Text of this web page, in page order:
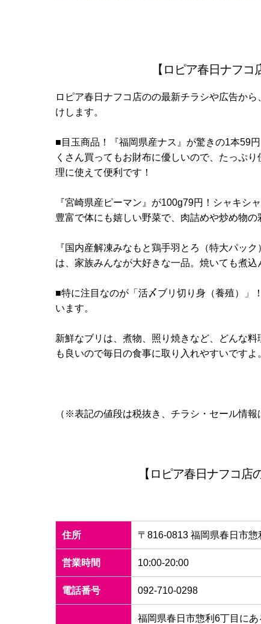
【ロピア春日ナフコ
ロピア春日ナフコ店のの最新チラシや広告か
けします。
■目玉商品！『福岡県産ナス』が驚きの1本59
くさん買ってもお財布に優しいので、たっぷ
理に使えて便利です！
『宮崎県産ピーマン』が100g79円！シャキシ
豊富で体にも嬉しい野菜で、肉詰めや炒め物の
『国内産解凍みなもと鶏手羽とろ（特大パッ
は、家族みんなが大好きな一品。焼いても煮込
■特に注目なのが「活〆ブリ切り身（養殖）」
います。
新鮮なブリは、煮物、照り焼きなど、どんな
も良いので毎日の食事に取り入れやすいですよ
（※表記の値段は税抜き、チラシ・セール情
【ロピア春日ナフコ店
住所 〒816-0813 福岡県春日市
営業時間 10:00-20:00
電話番号 092-710-0298
福岡県春日市惣利6丁目に